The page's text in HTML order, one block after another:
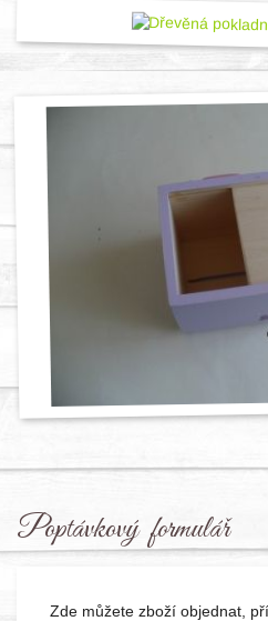
Poptávkový formulář
Zde můžete zboží objednat,